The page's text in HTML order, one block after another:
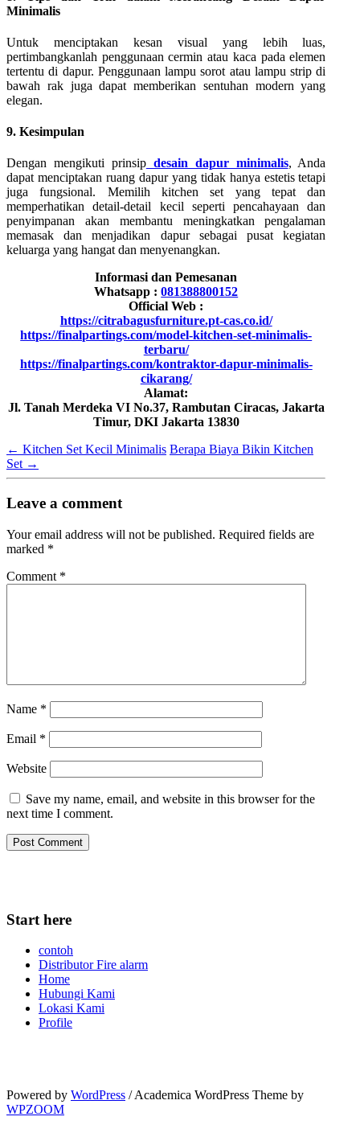
Start here
contoh
Distributor Fire alarm
Home
Hubungi Kami
Lokasi Kami
Profile
Minimalis
Untuk menciptakan kesan visual yang lebih luas,
pertimbangkanlah penggunaan cermin atau kaca pada elemen
tertentu di dapur. Penggunaan lampu sorot atau lampu strip di
bawah rak juga dapat memberikan sentuhan modern yang
elegan.
9. Kesimpulan
Dengan mengikuti prinsipdesain dapur minimalis, Anda
dapat menciptakan ruang dapur yang tidak hanya estetis tetapi
juga fungsional. Memilih kitchen set yang tepat dan
memperhatikan detail-detail kecil seperti pencahayaan dan
penyimpanan akan membantu meningkatkan pengalaman
memasak dan menjadikan dapur sebagai pusat kegiatan
keluarga yang hangat dan menyenangkan.
Informasi dan Pemesanan
Whatsapp :081388800152
Official Web :
https://citrabagusfurniture.pt-cas.co.id/
https://finalpartings.com/model-kitchen-set-minimalis-
terbaru/
https://finalpartings.com/kontraktor-dapur-minimalis-
cikarang/
Alamat:
Jl. Tanah Merdeka VI No.37, Rambutan Ciracas, Jakarta
Timur, DKI Jakarta 13830
← Kitchen Set Kecil Minimalis Berapa Biaya Bikin Kitchen
Set →
Leave a comment
Your email address will not be published. Required fields are
marked *
Comment *
Name *
Email *
Website
Save my name, email, and website in this browser for the
next time I comment.
Powered by WordPress / Academica WordPress Theme by
WPZOOM